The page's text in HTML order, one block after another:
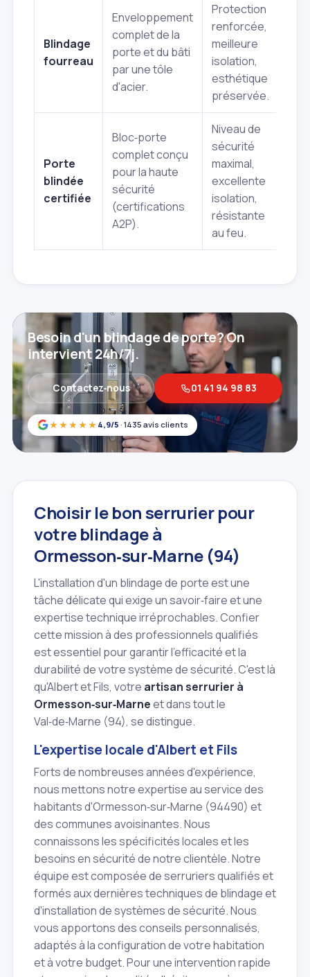
Blindage
fourreau
Enveloppement
complet de la
porte et du bâti
par une tôle
d'acier.
Protection
renforcée,
meilleure
isolation,
esthétique
préservée.
Porte
blindée
certifiée
Bloc‑porte
complet conçu
pour la haute
sécurité
(certifications
A2P).
Niveau de
sécurité
maximal,
excellente
isolation,
résistante
au feu.
★★★★★ 4,9/5 · 1435 avis clients
Besoin d'un blindage de porte? On
intervient 24h/7j.
Contactez‑nous 01 41 94 98 83
Choisir le bon serrurier pour
votre blindage à
Ormesson‑sur‑Marne (94)
L'installation d'un blindage de porte est une
tâche délicate qui exige un savoir‑faire et une
expertise technique irréprochables. Confier
cette mission à des professionnels qualifiés
est essentiel pour garantir l'efficacité et la
durabilité de votre système de sécurité. C'est là
qu'Albert et Fils, votre artisan serrurier à
Ormesson‑sur‑Marneet dans tout le
Val‑de‑Marne (94), se distingue.
L'expertise locale d'Albert et Fils
Forts de nombreuses années d'expérience,
nous mettons notre expertise au service des
habitants d'Ormesson‑sur‑Marne (94490) et
des communes avoisinantes. Nous
connaissons les spécificités locales et les
besoins en sécurité de notre clientèle. Notre
équipe est composée de serruriers qualifiés et
formés aux dernières techniques de blindage et
d'installation de systèmes de sécurité. Nous
vous apportons des conseils personnalisés,
adaptés à la configuration de votre habitation
et à votre budget. Pour une intervention rapide